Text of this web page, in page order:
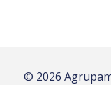
© 2026